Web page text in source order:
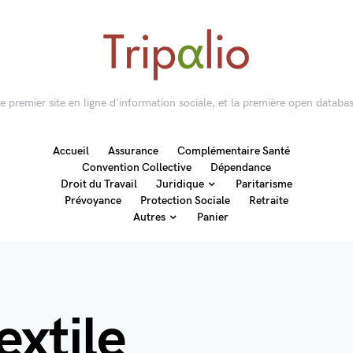
premier site en ligne d'information sociale, et la première open
Accueil Assurance
Complémentaire Santé
Convention Collective
Dépendance
Droit du Travail
Juridique
Paritarisme
Prévoyance
Protection Sociale
Retraite
Autres
Panier